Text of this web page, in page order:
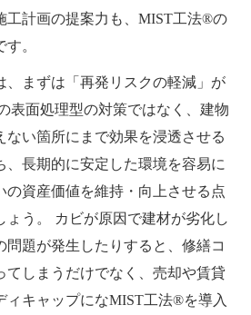
工計画の提案力も、MIST工法®の
。
、まずは「再発リスクの軽減」が
表面処理型の対策ではなく、建物
ない箇所にまで効果を浸透させる
、長期的に安定した環境を容易に
の資産価値を維持・向上させる点
ょう。 カビが原因で建材が劣化し
問題が発生したりすると、修繕コ
てしまうだけでなく、売却や賃貸
ィキャップになMIST工法®を導入